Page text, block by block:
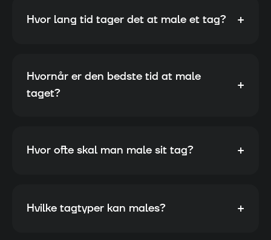
Hvor lang tid tager det at male et tag? +
Hvornår er den bedste tid at male
taget?
+
Hvor ofte skal man male sit tag? +
Hvilke tagtyper kan males? +